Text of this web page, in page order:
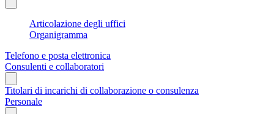
Articolazione degli uffici
Organigramma
Telefono e posta elettronica
Consulenti e collaboratori
Titolari di incarichi di collaborazione o consulenza
Personale